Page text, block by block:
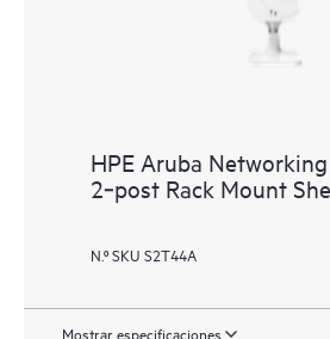
HPE Aruba
2‑post Rack Mount
N.º SKU S2T44A
Mostrar especificaciones